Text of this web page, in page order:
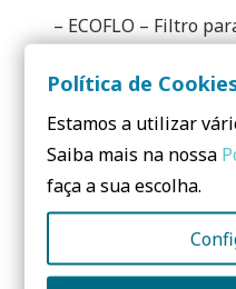
– ECOFLO – Filtro
Rodrigues
– OLI – Descargas
José Maria Vives
Más información en:
http://
Política de
Estamos a utilizar
Saiba mais na nossa
faça a sua escolha.